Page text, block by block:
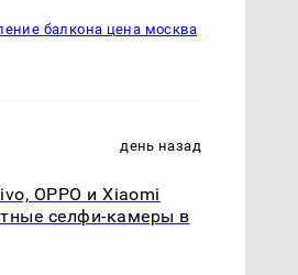
Как выглядит место
балкона цена москва
день назад
OPPO и Xiaomi
селфи-камеры в